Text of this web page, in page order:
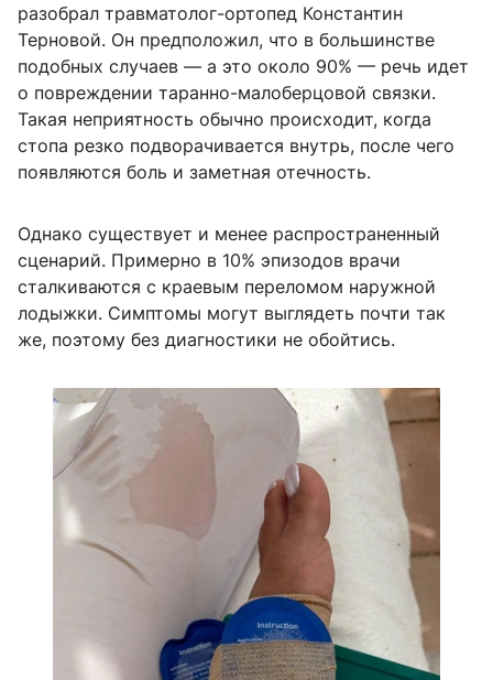
разобрал травматолог-ортопед Константин
Терновой. Он предположил, что в большинстве
подобных случаев — а это около 90% — речь идет
о повреждении таранно-малоберцовой связки.
Такая неприятность обычно происходит, когда
стопа резко подворачивается внутрь, после чего
появляются боль и заметная отечность.
Однако существует и менее распространенный
сценарий. Примерно в 10% эпизодов врачи
сталкиваются с краевым переломом наружной
лодыжки. Симптомы могут выглядеть почти так
же, поэтому без диагностики не обойтись.